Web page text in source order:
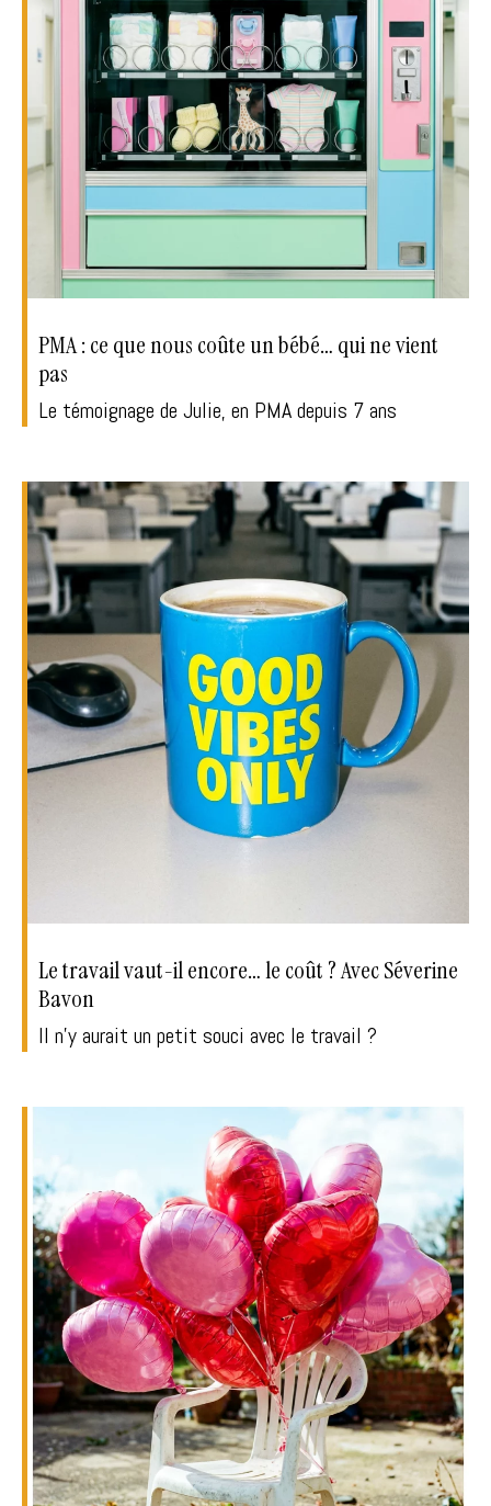
PMA : ce que nous coûte un bébé… qui ne vient
pas
Le témoignage de Julie, en PMA depuis 7 ans
Le travail vaut-il encore… le coût ? Avec Séverine
Bavon
Il n'y aurait un petit souci avec le travail ?